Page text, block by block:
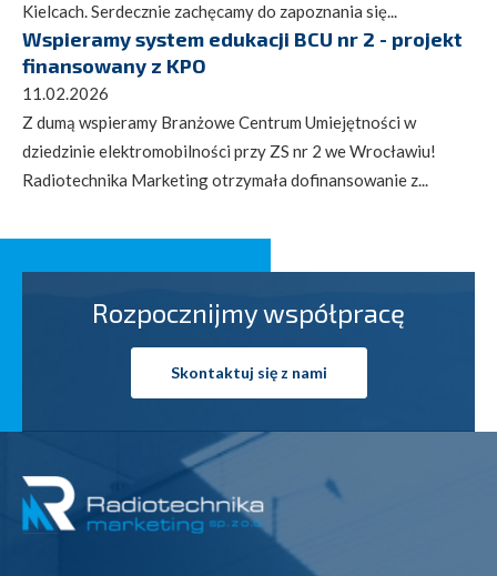
Kielcach. Serdecznie zachęcamy do zapoznania się...
Wspieramy system edukacji BCU nr 2 - projekt
finansowany z KPO
11.02.2026
Z dumą wspieramy Branżowe Centrum Umiejętności w
dziedzinie elektromobilności przy ZS nr 2 we Wrocławiu!
Radiotechnika Marketing otrzymała dofinansowanie z...
Rozpocznijmy współpracę
Skontaktuj się z nami